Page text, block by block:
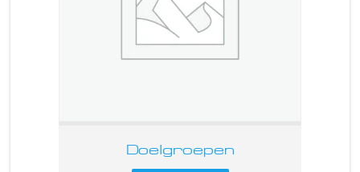
Doelgroepen